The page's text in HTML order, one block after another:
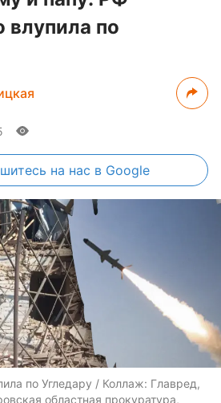
влупила по
на нас в Google
по Угледару / Коллаж: Главред,
областная прокуратура,